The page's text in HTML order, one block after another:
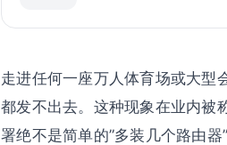
走进任何一座万人体育场或大型
都发不出去。这种现象在业内被
署绝不是简单的”多装几个路由